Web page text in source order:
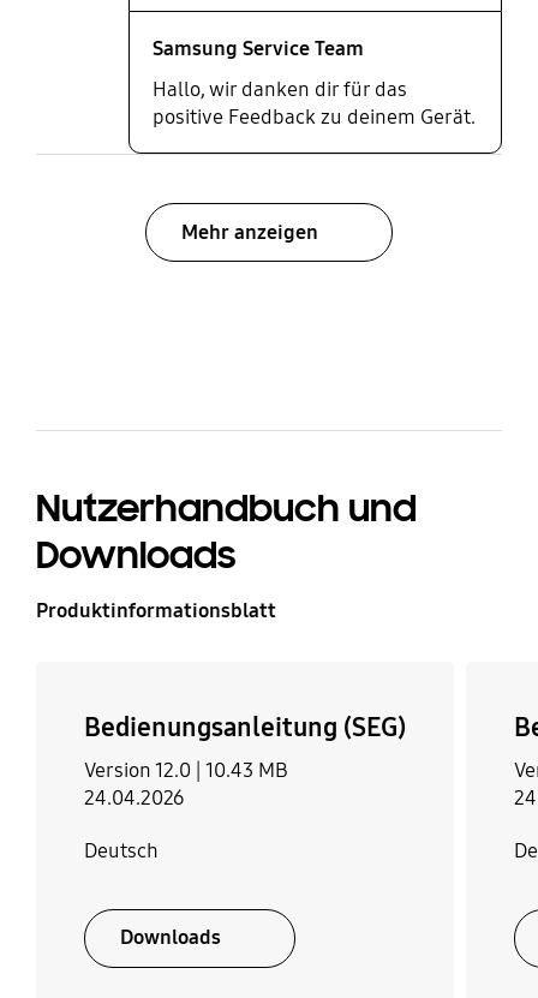
Samsung Service Team
Hallo, wir danken dir für das
positive Feedback zu deinem Gerät.
Mehr anzeigen
Nutzerhandbuch und
Downloads
Produktinformationsblatt
Bedienungsanleitung (SEG)
Version 12.0 | 10.43 MB
24.04.2026
Deutsch
Downloads